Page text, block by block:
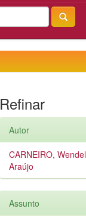
Refinar
Autor
CARNEIRO,
Araújo
Assunto